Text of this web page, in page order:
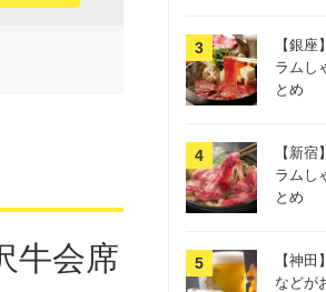
牛会席
【銀
ラムし
とめ
【新
ラムし
とめ
【神
などが